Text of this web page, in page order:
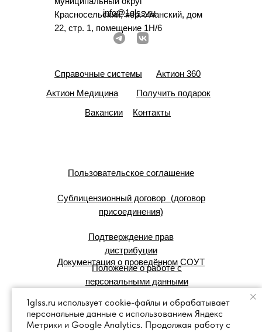
Красносельский, пер. Уланский, дом
22, стр. 1, помещение 1Н/6
info@1glss.ru
Справочные системы
Актион 360
Актион Медицина
Получить подарок
Вакансии
Контакты
Пользовательское соглашение
Сублицензионный договор (договор
присоединения)
Подтверждение прав
дистрибуции
Документация о проведённом СОУТ
Положение о работе с
персональными данными
© 2007 — 2025 г. Система Сервис:
справочные правовые системы.
1glss.ru использует cookie-файлы и обрабатывает
персональные данные с использованием Яндекс
Метрики и Google Analytics. Продолжая работу с